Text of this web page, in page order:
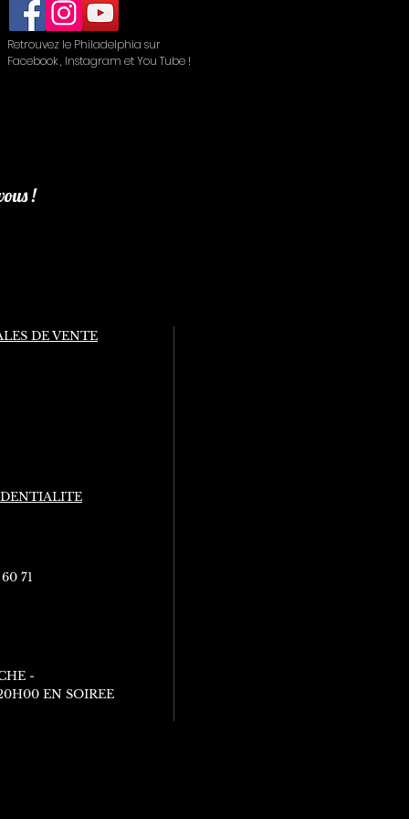
Retrouvez le Philadelphia sur
Facebook , Instagram et You Tube !
!
DE VENTE
71
-
EN SOIREE